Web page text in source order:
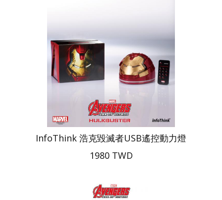
InfoThink 浩克毀滅者USB遙控動力燈
1980 TWD